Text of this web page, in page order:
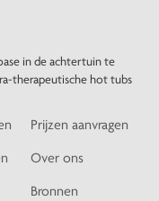
in de achtertuin te
therapeutische hot tubs
Prijzen aanvragen
Over ons
Bronnen